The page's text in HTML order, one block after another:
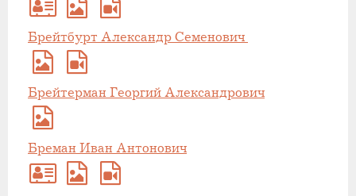
Брейтбурт Александр Семенович
Брейтерман Георгий Александрович
Бреман Иван Антонович